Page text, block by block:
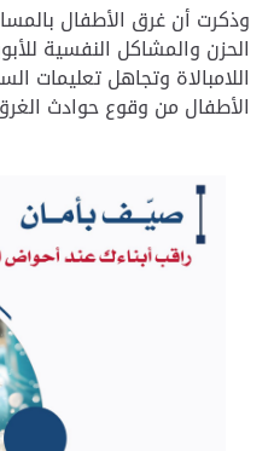
وذكرت أن غرق الأطفال
الحزن والمشاكل النفسية
اللامبالاة وتجاهل تعليمات
الأطفال من وقوع حوادث